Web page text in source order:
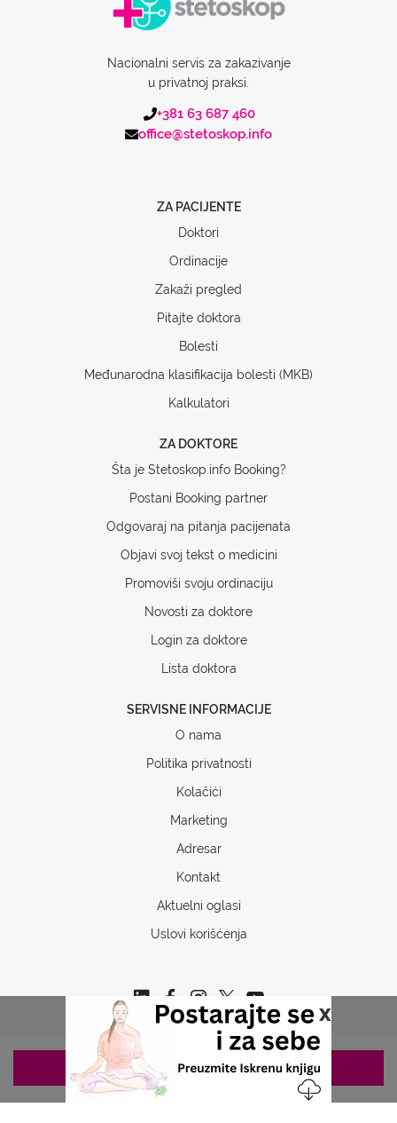
x
Nacionalni servis za zakazivanje
u privatnoj praksi.
+381 63 687 460
office@stetoskop.info
ZA PACIJENTE
Doktori
Ordinacije
Zakaži pregled
Pitajte doktora
Bolesti
Međunarodna klasifikacija bolesti (MKB)
Kalkulatori
ZA DOKTORE
Šta je Stetoskop.info Booking?
Postani Booking partner
Odgovaraj na pitanja pacijenata
Objavi svoj tekst o medicini
Promoviši svoju ordinaciju
Novosti za doktore
Login za doktore
Lista doktora
SERVISNE INFORMACIJE
O nama
Politika privatnosti
Kolačići
Marketing
Adresar
Kontakt
Aktuelni oglasi
Uslovi korišćenja
Copyrights © 2026 Sva prava www.stetoskop.info
ZAKAZIVANJE 063/687-460